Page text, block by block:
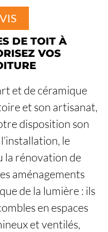
DE TOIT À
VOS
et de céramique
et son artisanat,
disposition son
le
la rénovation de
aménagements
de la lumière : ils
en espaces
et ventilés,